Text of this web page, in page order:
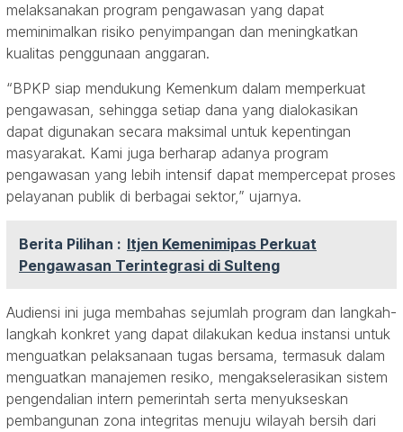
melaksanakan program pengawasan yang dapat
meminimalkan risiko penyimpangan dan meningkatkan
kualitas penggunaan anggaran.
“BPKP siap mendukung Kemenkum dalam memperkuat
pengawasan, sehingga setiap dana yang dialokasikan
dapat digunakan secara maksimal untuk kepentingan
masyarakat. Kami juga berharap adanya program
pengawasan yang lebih intensif dapat mempercepat proses
pelayanan publik di berbagai sektor,” ujarnya.
Berita Pilihan : Itjen Kemenimipas Perkuat
Pengawasan Terintegrasi di Sulteng
Audiensi ini juga membahas sejumlah program dan langkah-
langkah konkret yang dapat dilakukan kedua instansi untuk
menguatkan pelaksanaan tugas bersama, termasuk dalam
menguatkan manajemen resiko, mengakselerasikan sistem
pengendalian intern pemerintah serta menyukseskan
pembangunan zona integritas menuju wilayah bersih dari